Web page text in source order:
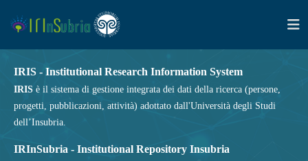
IRIS - Institutional Research Information System
IRIS è il sistema di gestione integrata dei dati della ricerca (persone,
progetti, pubblicazioni, attività) adottato dall'Università degli Studi
dell’Insubria.
IRInSubria - Institutional Repository Insubria